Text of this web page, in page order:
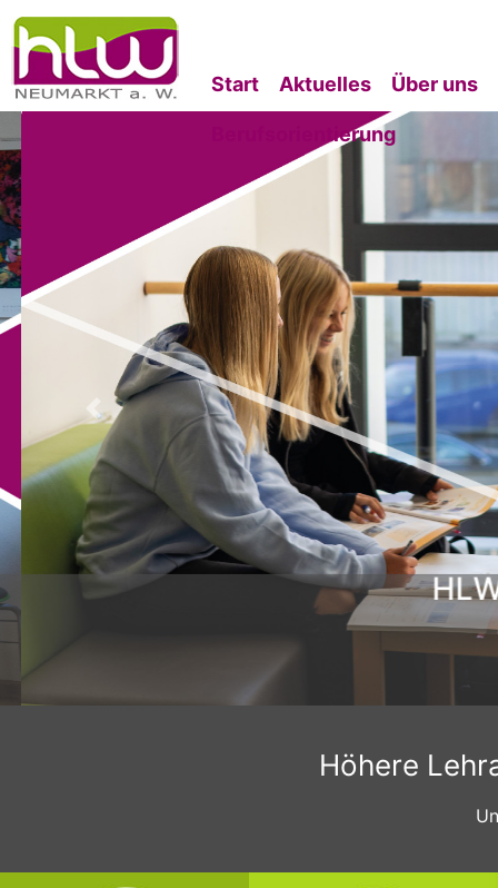
Start Aktuelles Über uns
Berufsorientierung
HLW
Höhere